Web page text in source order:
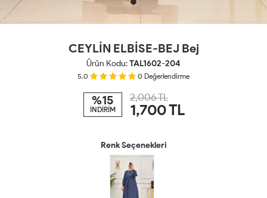
CEYLİN ELBİSE-BEJ Bej
Ürün Kodu:TAL1602-204
5.0 0 Değerlendirme
%15
İNDİRİM
2,006 TL
1,700TL
Renk Seçenekleri